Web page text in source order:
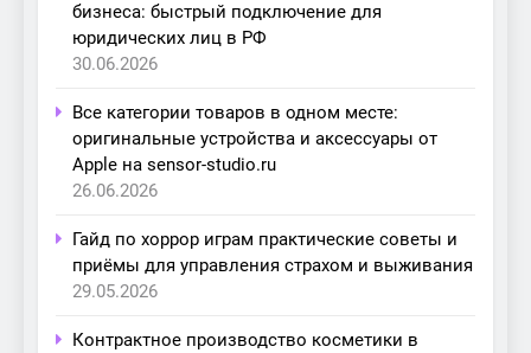
бизнеса: быстрый подключение для
юридических лиц в РФ
30.06.2026
Все категории товаров в одном месте:
оригинальные устройства и аксессуары от
Apple на sensor-studio.ru
26.06.2026
Гайд по хоррор играм практические советы и
приёмы для управления страхом и выживания
29.05.2026
Контрактное производство косметики в